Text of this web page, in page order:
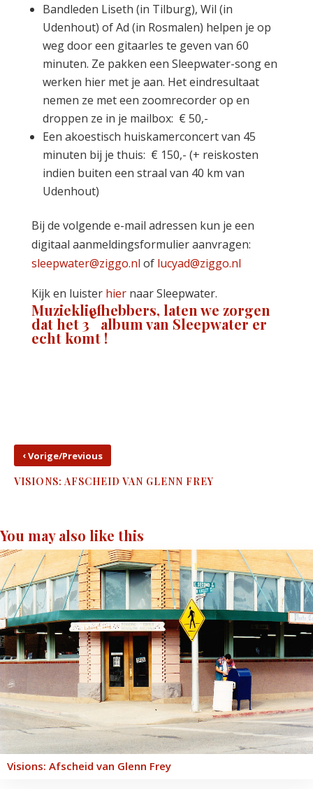
Bandleden Liseth (in Tilburg), Wil (in
Udenhout) of Ad (in Rosmalen) helpen je op
weg door een gitaarles te geven van 60
minuten. Ze pakken een Sleepwater-song en
werken hier met je aan. Het eindresultaat
nemen ze met een zoomrecorder op en
droppen ze in je mailbox: € 50,-
Een akoestisch huiskamerconcert van 45
minuten bij je thuis: € 150,- (+ reiskosten
indien buiten een straal van 40 km van
Udenhout)
Bij de volgende e-mail adressen kun je een
digitaal aanmeldingsformulier aanvragen:
sleepwater@ziggo.nl of lucyad@ziggo.nl
Kijk en luister hiernaar Sleepwater.
Muziekliefhebbers, laten we zorgen
dat het 3
e
album van Sleepwater er
echt komt !
‹Vorige/Previous
VISIONS: AFSCHEID VAN GLENN FREY
You may also like this
Visions: Afscheid van Glenn Frey